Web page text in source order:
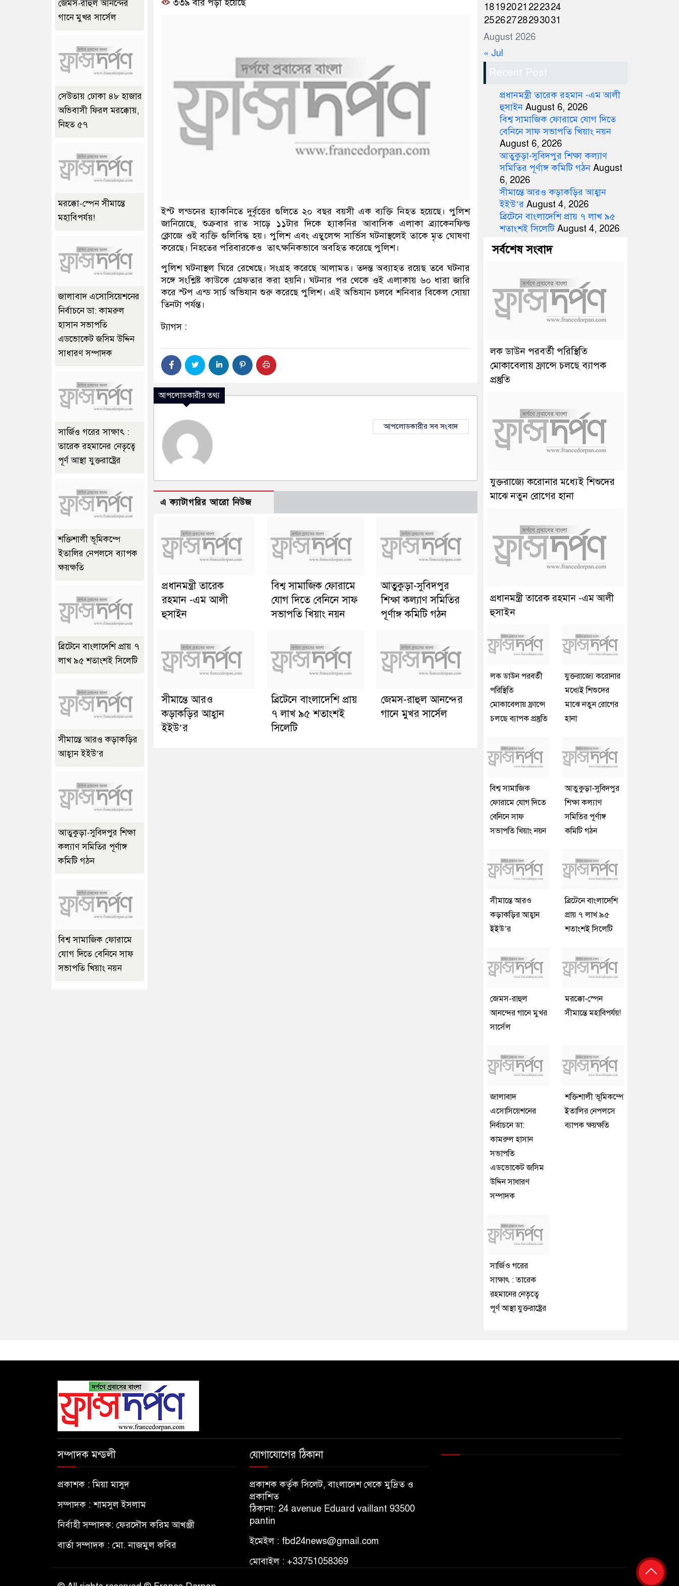
৩৩৯ বার পড়া হয়েছে
ইস্ট লন্ডনের হ্যাকনিতে দুর্বৃত্তের গুলিতে ২০ বছর বয়সী এক ব্যক্তি নিহত হয়েছে। পুলিশ
জানিয়েছে, শুক্রবার রাত সাড়ে ১১টার দিকে হ্যাকনির আবাসিক এলাকা ব্র্যাকেনফিল্ড
ক্লোজে ওই ব্যক্তি গুলিবিদ্ধ হয়। পুলিশ এবং এম্বুলেন্স সার্ভিস ঘটনাস্থলেই তাকে মৃত ঘোষণা
করেছে। নিহতের পরিবারকেও তাৎক্ষনিকভাবে অবহিত করেছে পুলিশ।
পুলিশ ঘটনাস্থল ঘিরে রেখেছে। সংগ্রহ করেছে আলামত। তদন্ত অব্যাহত রয়েছ তবে ঘটনার
সঙ্গে সংশ্লিষ্ট কাউকে গ্রেফতার করা হয়নি। ঘটনার পর থেকে ওই এলাকায় ৬০ ধারা জারি
করে স্টপ এন্ড সার্চ অভিযান শুরু করেছে পুলিশ। এই অভিযান চলবে শনিবার বিকেল সোয়া
তিনটা পর্যন্ত।
ট্যাগস :
আপলোডকারীর তথ্য
আপলোডকারীর সব সংবাদ
এ ক্যাটাগরির আরো নিউজ
প্রধানমন্ত্রী তারেক
রহমান -এম আলী
হুসাইন
বিশ্ব সামাজিক ফোরামে
যোগ দিতে বেনিনে সাফ
সভাপতি খিয়াং নয়ন
আতুকুড়া-সুবিদপুর
শিক্ষা কল্যাণ সমিতির
পূর্ণাঙ্গ কমিটি গঠন
সীমান্তে আরও
কড়াকড়ির আহ্বান
ইইউ’র
ব্রিটেনে বাংলাদেশি প্রায়
৭ লাখ ৯৫ শতাংশই
সিলেটি
জেমস-রাহুল আনন্দের
গানে মুখর সার্সেল
জেমস-রাহুল আনন্দের
গানে মুখর সার্সেল
সেউতায় ঢোকা ৪৮ হাজার
অভিবাসী ফিরল মরক্কোয়,
নিহত ৫৭
মরক্কো-স্পেন সীমান্তে
মহাবিপর্যয়!
জালাবাদ এসোসিয়েশনের
নির্বাচনে ডা: কামরুল
হাসান সভাপতি
এডভোকেট জসিম উদ্দিন
সাধারণ সম্পাদক
সার্জিও গরের সাক্ষাৎ :
তারেক রহমানের নেতৃত্বে
পূর্ণ আস্থা যুক্তরাষ্ট্রের
শক্তিশালী ভূমিকম্পে
ইতালির নেপলসে ব্যাপক
ক্ষয়ক্ষতি
ব্রিটেনে বাংলাদেশি প্রায় ৭
লাখ ৯৫ শতাংশই সিলেটি
সীমান্তে আরও কড়াকড়ির
আহ্বান ইইউ’র
আতুকুড়া-সুবিদপুর শিক্ষা
কল্যাণ সমিতির পূর্ণাঙ্গ
কমিটি গঠন
বিশ্ব সামাজিক ফোরামে
যোগ দিতে বেনিনে সাফ
সভাপতি খিয়াং নয়ন
August 2026
18192021 222324
25262728293031
« Jul
Recent Post
প্রধানমন্ত্রী তারেক রহমান -এম আলী
হুসাইন August 6, 2026
বিশ্ব সামাজিক ফোরামে যোগ দিতে
বেনিনে সাফ সভাপতি খিয়াং নয়ন
August 6, 2026
আতুকুড়া-সুবিদপুর শিক্ষা কল্যাণ
সমিতির পূর্ণাঙ্গ কমিটি গঠন August
6, 2026
সীমান্তে আরও কড়াকড়ির আহ্বান
ইইউ’র August 4, 2026
ব্রিটেনে বাংলাদেশি প্রায় ৭ লাখ ৯৫
শতাংশই সিলেটি August 4, 2026
সর্বশেষ সংবাদ
লক ডাউন পরবর্তী পরিস্থিতি
মোকাবেলায় ফ্রান্সে চলছে ব্যাপক
প্রস্তুতি
যুক্তরাজ্যে করোনার মধ্যেই শিশুদের
মাঝে নতুন রোগের হানা
প্রধানমন্ত্রী তারেক রহমান -এম আলী
হুসাইন
লক ডাউন পরবর্তী
পরিস্থিতি
মোকাবেলায় ফ্রান্সে
চলছে ব্যাপক প্রস্তুতি
যুক্তরাজ্যে করোনার
মধ্যেই শিশুদের
মাঝে নতুন রোগের
হানা
বিশ্ব সামাজিক
ফোরামে যোগ দিতে
বেনিনে সাফ
সভাপতি খিয়াং নয়ন
আতুকুড়া-সুবিদপুর
শিক্ষা কল্যাণ
সমিতির পূর্ণাঙ্গ
কমিটি গঠন
সীমান্তে আরও
কড়াকড়ির আহ্বান
ইইউ’র
ব্রিটেনে বাংলাদেশি
প্রায় ৭ লাখ ৯৫
শতাংশই সিলেটি
জেমস-রাহুল
আনন্দের গানে মুখর
সার্সেল
মরক্কো-স্পেন
সীমান্তে মহাবিপর্যয়!
জালাবাদ
এসোসিয়েশনের
নির্বাচনে ডা:
কামরুল হাসান
সভাপতি
এডভোকেট জসিম
উদ্দিন সাধারণ
সম্পাদক
শক্তিশালী ভূমিকম্পে
ইতালির নেপলসে
ব্যাপক ক্ষয়ক্ষতি
সার্জিও গরের
সাক্ষাৎ : তারেক
রহমানের নেতৃত্বে
পূর্ণ আস্থা যুক্তরাষ্ট্রের
সম্পাদক মন্ডলী
প্রকাশক : মিয়া মাসুদ
সম্পাদক : শামসুল ইসলাম
নির্বাহী সম্পাদক: ফেরদৌস করিম আখঞ্জী
বার্তা সম্পাদক : মো. নাজমুল কবির
যোগাযোগের ঠিকানা
প্রকাশক কর্তৃক সিলেট, বাংলাদেশ থেকে মুদ্রিত ও
প্রকাশিত
ঠিকানা: 24 avenue Eduard vaillant 93500
pantin
ইমেইল : fbd24news@gmail.com
মোবাইল : +33751058369